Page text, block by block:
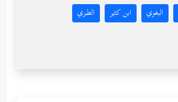
البغوي ابن كثير الطبري